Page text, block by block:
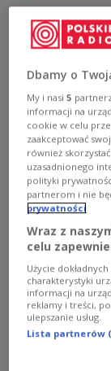
Nowak
побудова
польської
обговорили
Литви.
зустрілися
січневих
Вільнюсі. На
мають теж
Однією з
була
Dbamy o
My i nasi5
informacji na
cookie w celu
zaakceptować
również
uzasadnionego
polityki
partnerom i nie
prywatności
Wraz z
celu
Użycie
charakterystyki
informacji na
reklamy i treści,
ulepszanie usług.
Lista partnerów